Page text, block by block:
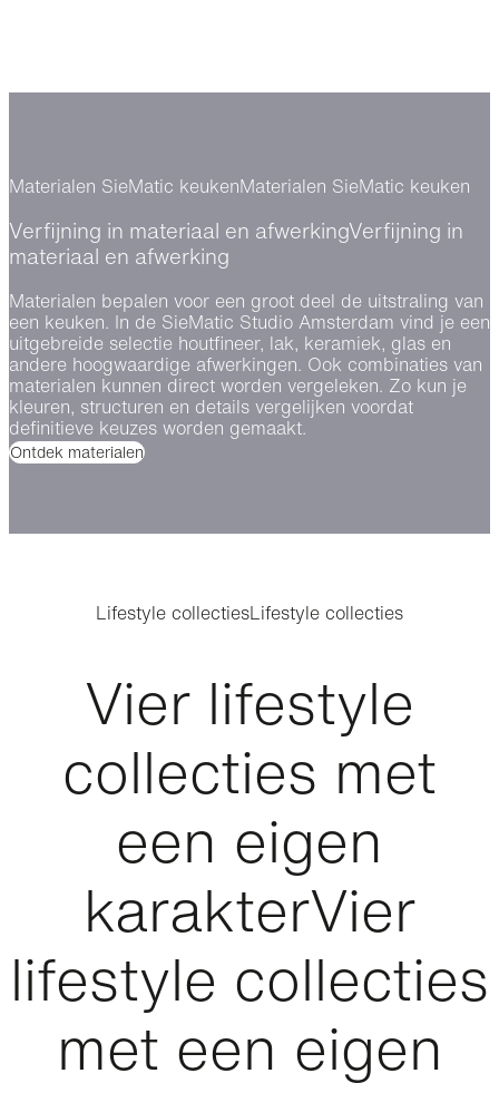
Materialen SieMatic keukenMaterialen SieMatic keuken
Verfijning in materiaal en afwerkingVerfijning in
materiaal en afwerking
Materialen bepalen voor een groot deel de uitstraling van
een keuken. In de SieMatic Studio Amsterdam vind je een
uitgebreide selectie houtfineer, lak, keramiek, glas en
andere hoogwaardige afwerkingen. Ook combinaties van
materialen kunnen direct worden vergeleken. Zo kun je
kleuren, structuren en details vergelijken voordat
definitieve keuzes worden gemaakt.
Ontdek materialen
Lifestyle collectiesLifestyle collecties
Vier lifestyle
collecties met
een eigen
karakterVier
lifestyle collecties
met een eigen